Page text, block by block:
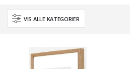
VIS ALLE KATEGORIER